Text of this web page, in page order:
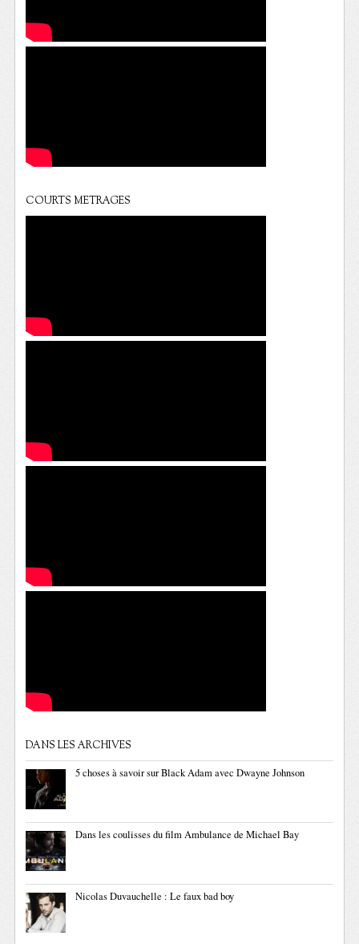
COURTS METRAGES
DANS LES ARCHIVES
5 choses à savoir sur Black Adam avec Dwayne Johnson
Dans les coulisses du film Ambulance de Michael Bay
Nicolas Duvauchelle : Le faux bad boy